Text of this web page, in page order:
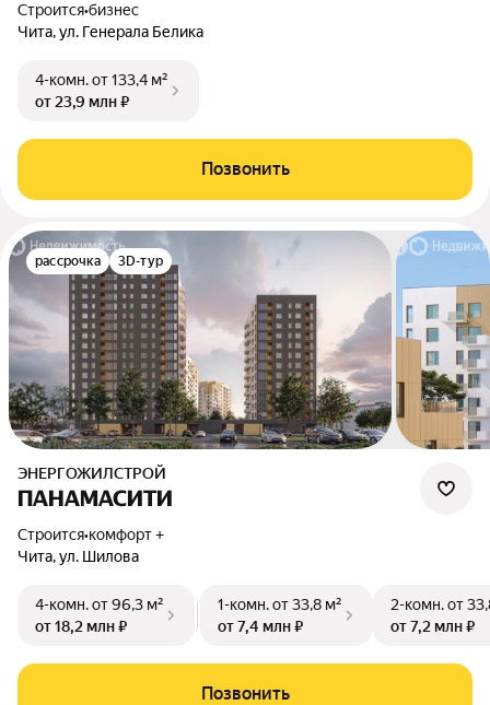
Строится•бизнес
Чита, ул. Генерала Белика
4-комн.от 133,4 м²
от 23,9 млн ₽
Позвонить
рассрочка 3D-тур
ЭНЕРГОЖИЛСТРОЙ
ПАНАМАСИТИ
Строится•комфорт +
Чита, ул. Шилова
4-комн.от 96,3 м²
от 18,2 млн ₽
1-комн.от 33,8 м²
от 7,4 млн ₽
2-комн.от
от 7,2 млн ₽
Позвонить